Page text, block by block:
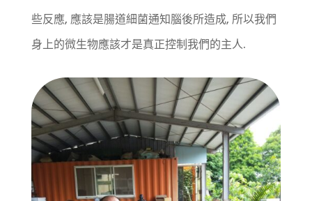
些反應, 應該是腸道細菌通知腦後所造成, 所以我們
身上的微生物應該才是真正控制我們的主人.